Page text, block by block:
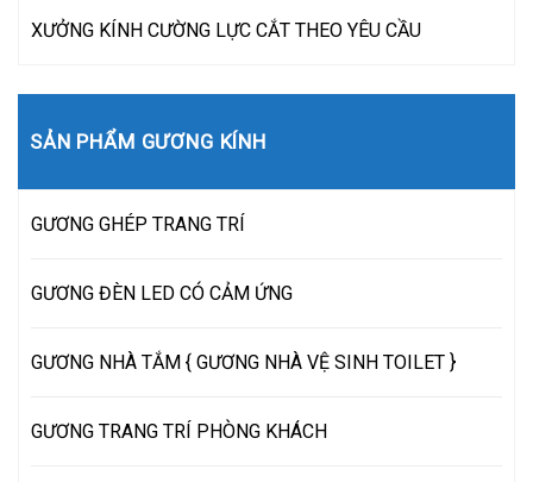
XƯỞNG KÍNH CƯỜNG LỰC CẮT THEO YÊU CẦU
SẢN PHẨM GƯƠNG KÍNH
GƯƠNG GHÉP TRANG TRÍ
GƯƠNG ĐÈN LED CÓ CẢM ỨNG
GƯƠNG NHÀ TẮM { GƯƠNG NHÀ VỆ SINH TOILET }
GƯƠNG TRANG TRÍ PHÒNG KHÁCH